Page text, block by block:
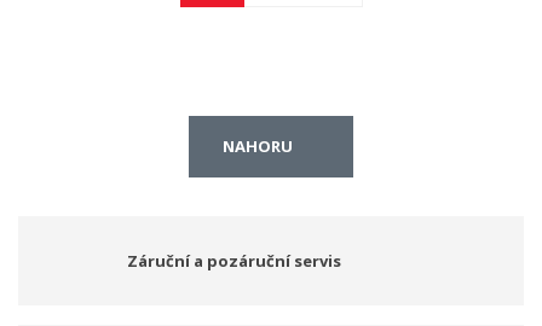
NAHORU
Záruční a pozáruční servis